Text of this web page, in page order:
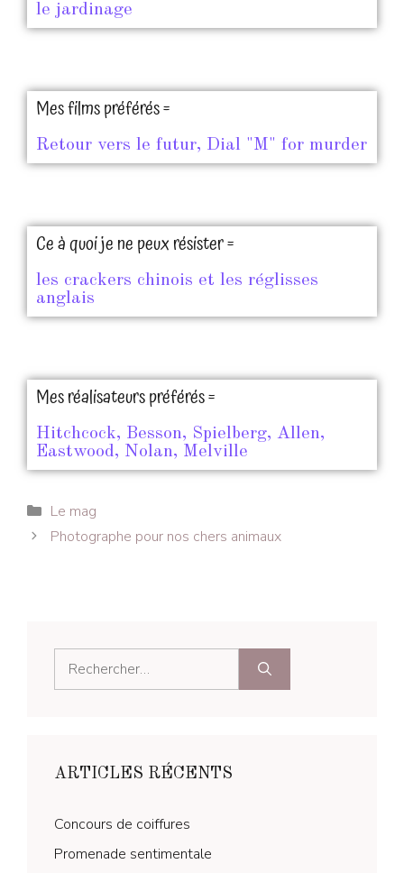
le jardinage
Mes films préférés =
Retour vers le futur, Dial "M" for murder
Ce à quoi je ne peux résister =
les crackers chinois et les réglisses
anglais
Mes réalisateurs préférés =
Hitchcock, Besson, Spielberg, Allen,
Eastwood, Nolan, Melville
Le mag
Photographe pour nos chers animaux
ARTICLES RÉCENTS
Concours de coiffures
Promenade sentimentale